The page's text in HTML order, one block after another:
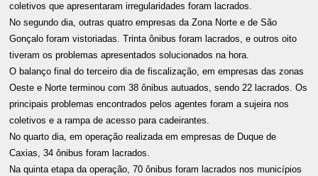
coletivos que apresentaram irregularidades foram lacrados.
No segundo dia, outras quatro empresas da Zona Norte e de São
Gonçalo foram vistoriadas. Trinta ônibus foram lacrados, e outros oito
tiveram os problemas apresentados solucionados na hora.
O balanço final do terceiro dia de fiscalização, em empresas das zonas
Oeste e Norte terminou com 38 ônibus autuados, sendo 22 lacrados. Os
principais problemas encontrados pelos agentes foram a sujeira nos
coletivos e a rampa de acesso para cadeirantes.
No quarto dia, em operação realizada em empresas de Duque de
Caxias, 34 ônibus foram lacrados.
Na quinta etapa da operação, 70 ônibus foram lacrados nos municípios